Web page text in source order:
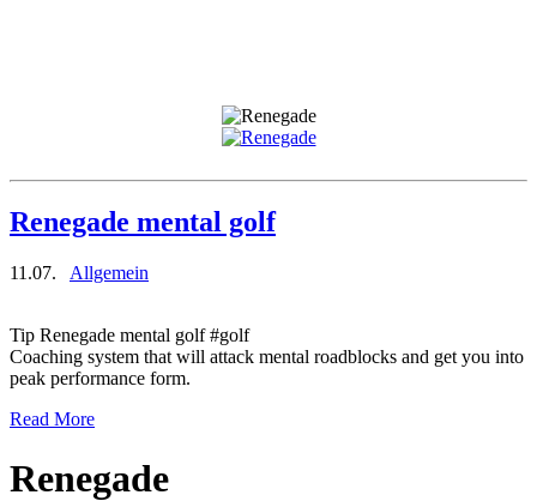
Renegade mental golf
11.07. Allgemein
Tip Renegade mental golf #golf
Coaching system that will attack mental roadblocks and get you into
peak performance form.
Read More
Renegade